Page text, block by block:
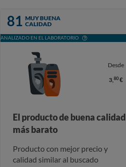
81 MUY BUENA
CALIDAD
ANALIZADO EN EL LABORATORIO
Desde
3,80€
El producto de buena calidad
más barato
Producto con mejor precio y
calidad similar al buscado